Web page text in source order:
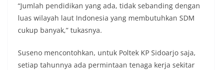
“Jumlah pendidikan yang ada, tidak sebanding dengan
luas wilayah laut Indonesia yang membutuhkan SDM
cukup banyak,” tukasnya.
Suseno mencontohkan, untuk Poltek KP Sidoarjo saja,
setiap tahunnya ada permintaan tenaga kerja sekitar